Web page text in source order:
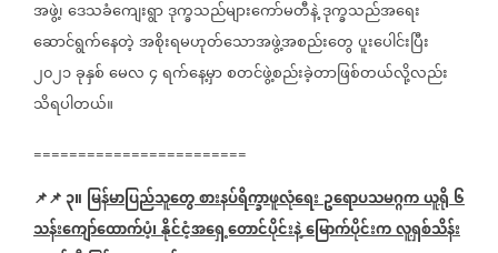
အဖွဲ့၊ဒေသခံကျေးရွာဒုက္ခသည်များကော်မတီနဲ့ဒုက္ခသည်အရေး
ဆောင်ရွက်နေတဲ့အစိုးရမဟုတ်သောအဖွဲ့အစည်းတွေပူးပေါင်းပြီး
၂၀၂၁ခုနှစ်မေလ၄ရက်နေ့မှာစတင်ဖွဲ့စည်းခဲ့တာဖြစ်တယ်လို့လည်း
သိရပါတယ်။
========================
📌📌၃။ မြန်မာပြည်သူတွေစားနပ်ရိက္ခာဖူလုံရေးဥရောပသမဂ္ဂကယူရို၆
သန်းကျော်ထောက်ပံ့၊နိုင်ငံ့အရှေ့တောင်ပိုင်းနဲ့မြောက်ပိုင်းကလူရှစ်သိန်း